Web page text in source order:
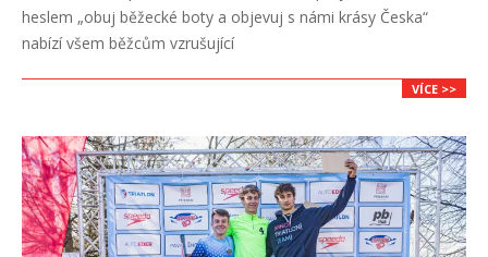
heslem „obuj běžecké boty a objevuj s námi krásy Česka“
nabízí všem běžcům vzrušující
VÍCE >>